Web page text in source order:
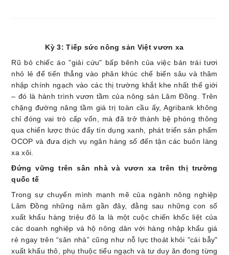
Kỳ 3: Tiếp sức nông sản Việt vươn xa
Rũ bỏ chiếc áo "giải cứu" bấp bênh của việc bán trái tươi
nhỏ lẻ để tiến thẳng vào phân khúc chế biến sâu và thâm
nhập chính ngạch vào các thị trường khắt khe nhất thế giới
– đó là hành trình vươn tầm của nông sản Lâm Đồng. Trên
chặng đường nâng tầm giá trị toàn cầu ấy, Agribank không
chỉ đóng vai trò cấp vốn, mà đã trở thành bệ phóng thông
qua chiến lược thúc đẩy tín dụng xanh, phát triển sản phẩm
OCOP và đưa dịch vụ ngân hàng số đến tận các buôn làng
xa xôi.
Đứng vững trên sân nhà và vươn xa trên thị trường
quốc tế
Trong sự chuyển mình mạnh mẽ của ngành nông nghiệp
Lâm Đồng những năm gần đây, đằng sau những con số
xuất khẩu hàng triệu đô la là một cuộc chiến khốc liệt của
các doanh nghiệp và hộ nông dân với hàng nhập khẩu giá
rẻ ngay trên “sân nhà” cũng như nỗ lực thoát khỏi "cái bẫy"
xuất khẩu thô, phụ thuộc tiểu ngạch và tư duy ăn đong từng